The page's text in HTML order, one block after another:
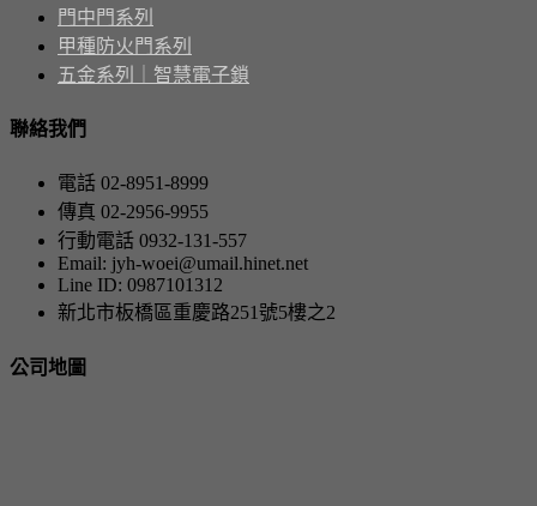
門中門系列
甲種防火門系列
五金系列｜智慧電子鎖
聯絡我們
電話 02-8951-8999
傳真 02-2956-9955
行動電話 0932-131-557
Email: jyh-woei@umail.hinet.net
Line ID: 0987101312
新北市板橋區重慶路251號5樓之2
公司地圖